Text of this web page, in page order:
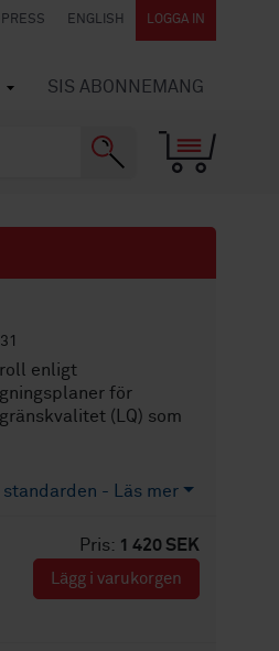
ENGLISH LOGGA IN
SIS ABONNEMANG
enligt
för
(LQ) som
standarden - Läs mer
Pris: 1 420 SEK
Lägg i varukorgen